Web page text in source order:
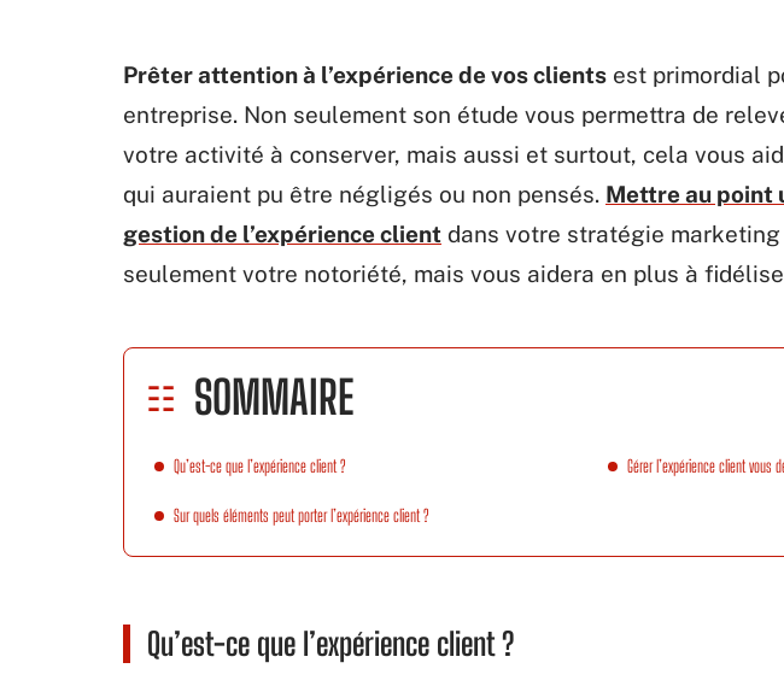
Prêter attention à l’expérience de vos clients est primordial
entreprise. Non seulement son étude vous permettra de
votre activité à conserver, mais aussi et surtout, cela vous
qui auraient pu être négligés ou non pensés. Mettre au point
gestion de l’expérience client dans votre stratégie
seulement votre notoriété, mais vous aidera en plus à
SOMMAIRE
Qu’est-ce que l’expérience client ?
Sur quels éléments peut porter l’expérience client ?
Gérer l’expérience client vous
Qu’est-ce que l’expérience client ?